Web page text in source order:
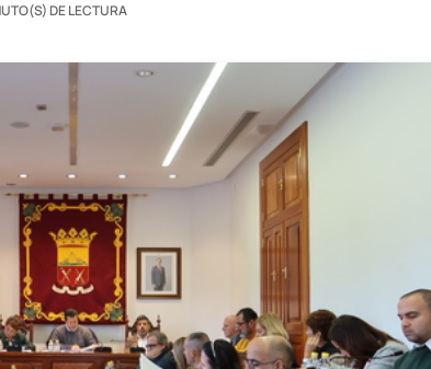
DE LECTURA